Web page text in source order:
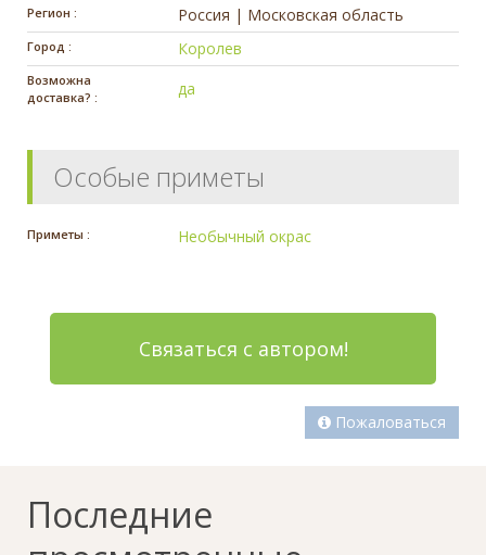
Регион : Россия | Московская область
Город : Королев
Возможна
доставка? :
да
Особые приметы
Приметы : Необычный окрас
Связаться с автором!
Пожаловаться
Последние